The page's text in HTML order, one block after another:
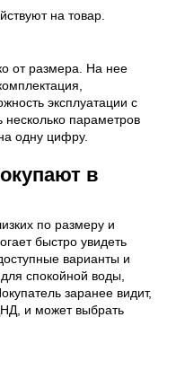
на товар.
от размера. На нее
эксплуатации с
параметров
одну цифру.
в
по размеру и
быстро увидеть
варианты и
спокойной воды,
заранее видит,
и может выбрать